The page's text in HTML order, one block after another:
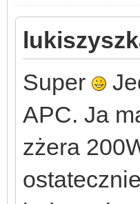
Super
APC. Ja
zżera